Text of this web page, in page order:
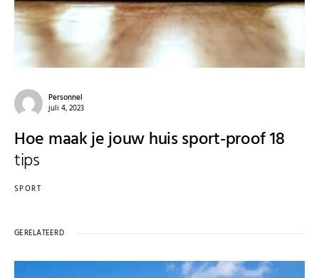
Personnel
juli 4, 2023
Hoe maak je jouw huis sport-proof 18
tips
SPORT
GERELATEERD